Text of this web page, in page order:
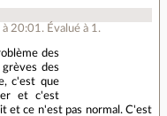
20:01 . Évalué à 1 .
des
des
c'est que
et c'est
et ce n'est pas normal. C'est